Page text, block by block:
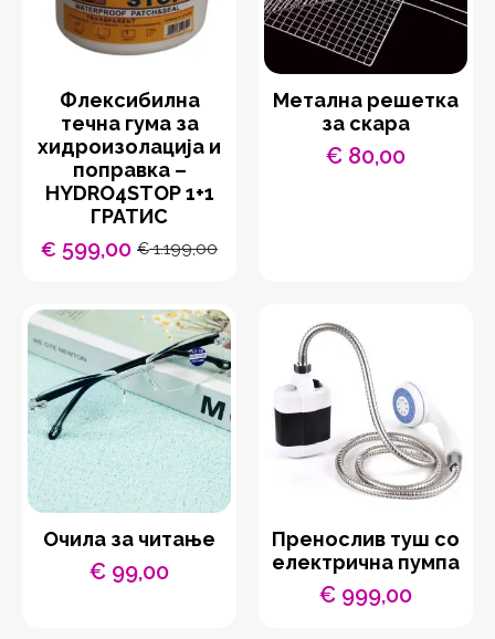
Флексибилна
течна гума за
хидроизолација и
поправка –
HYDRO4STOP 1+1
ГРАТИС
€1.199,00
Original
was:
€ 1.199,00.
€ 599,00Current
is:
€ 599,00.
Метална решетка
за скара
€ 80,00
Очила за читање
€ 99,00
Пренослив туш со
електрична пумпа
€ 999,00